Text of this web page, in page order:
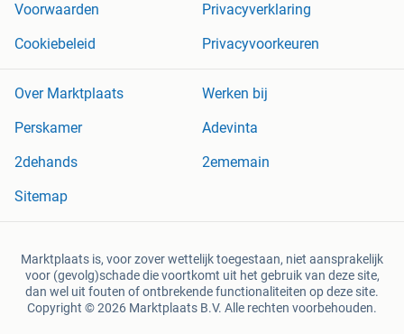
Voorwaarden
Privacyverklaring
Cookiebeleid
Privacyvoorkeuren
Over Marktplaats
Werken bij
Perskamer
Adevinta
2dehands
2ememain
Sitemap
Marktplaats is, voor zover wettelijk toegestaan, niet aansprakelijk
voor (gevolg)schade die voortkomt uit het gebruik van deze site,
dan wel uit fouten of ontbrekende functionaliteiten op deze site.
Copyright © 2026 Marktplaats B.V. Alle rechten voorbehouden.